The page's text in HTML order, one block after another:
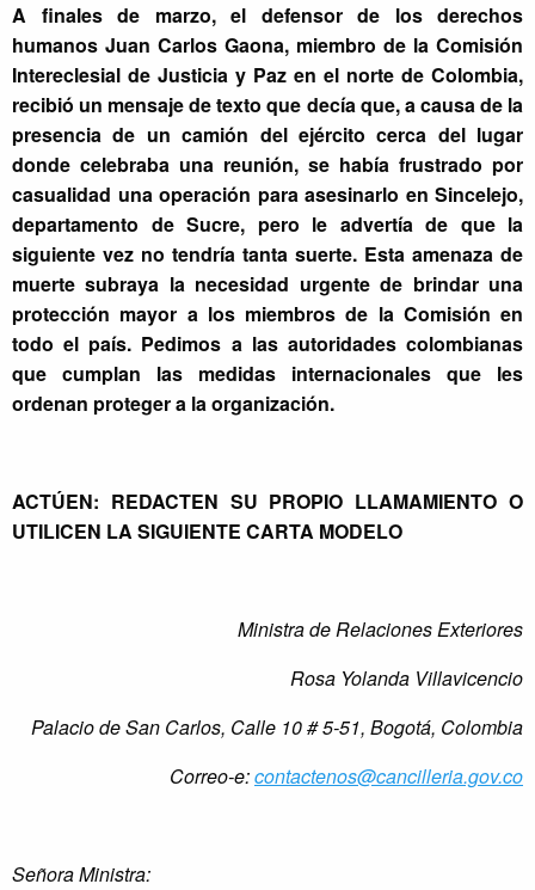
A finales de marzo, el defensor de los derechos
humanos Juan Carlos Gaona, miembro de la Comisión
Intereclesial de Justicia y Paz en el norte de Colombia,
recibió un mensaje de texto que decía que, a causa de la
presencia de un camión del ejército cerca del lugar
donde celebraba una reunión, se había frustrado por
casualidad una operación para asesinarlo en Sincelejo,
departamento de Sucre, pero le advertía de que la
siguiente vez no tendría tanta suerte. Esta amenaza de
muerte subraya la necesidad urgente de brindar una
protección mayor a los miembros de la Comisión en
todo el país. Pedimos a las autoridades colombianas
que cumplan las medidas internacionales que les
ordenan proteger a la organización.
ACTÚEN: REDACTEN SU PROPIO LLAMAMIENTO O
UTILICEN LA SIGUIENTE CARTA MODELO
Ministra de Relaciones Exteriores
Rosa Yolanda Villavicencio
Palacio de San Carlos, Calle 10 # 5-51, Bogotá, Colombia
Correo-e:contactenos@cancilleria.gov.co
Señora Ministra: